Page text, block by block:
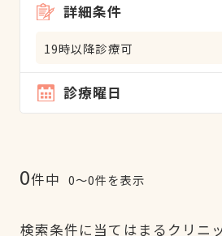
詳細条件
19時以降診療可
診療曜日
0件中 0〜0件を表示
検索条件に当てはまるクリニ